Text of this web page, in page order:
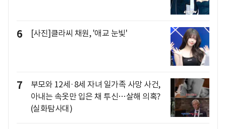
6 [사진]클라씨 채원, '애교 눈빛'
7
부모와 12세·8세 자녀 일가족 사망 사건,
아내는 속옷만 입은 채 투신…살해 의혹?
(실화탐사대)